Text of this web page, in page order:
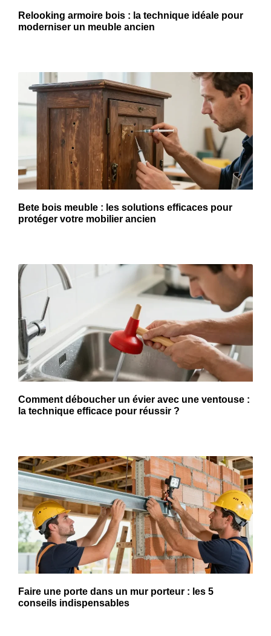
Relooking armoire bois : la technique idéale pour
moderniser un meuble ancien
Bete bois meuble : les solutions efficaces pour
protéger votre mobilier ancien
Comment déboucher un évier avec une ventouse :
la technique efficace pour réussir ?
Faire une porte dans un mur porteur : les 5
conseils indispensables